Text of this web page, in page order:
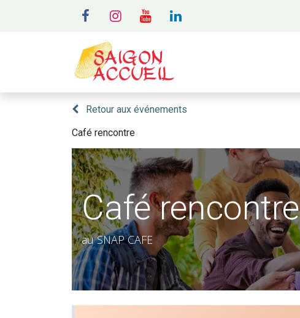
Retour aux événements
Café rencontre
Café rencontre
au SNAP CAFE